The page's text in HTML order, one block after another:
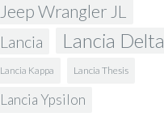
Jeep Wrangler JL
Lancia Lancia Delta
Lancia Kappa Lancia Thesis
Lancia Ypsilon